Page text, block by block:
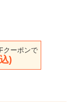
クーポンで
)